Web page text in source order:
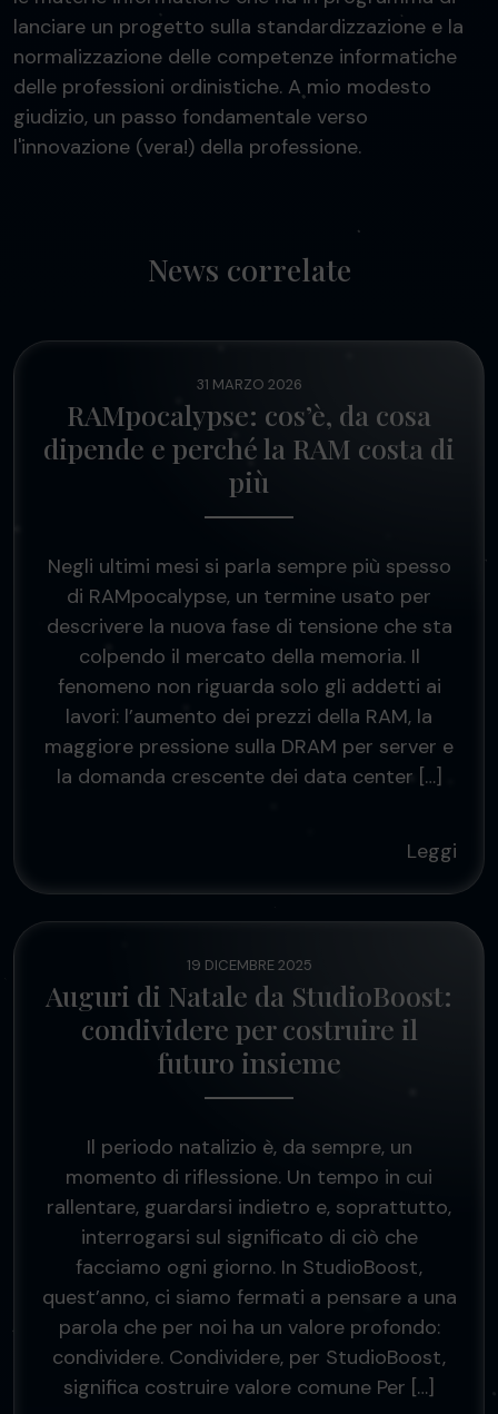
lanciare un progetto sulla standardizzazione e la
normalizzazione delle competenze informatiche
delle professioni ordinistiche. A mio modesto
giudizio, un passo fondamentale verso
l'innovazione (vera!) della professione.
News correlate
31 MARZO 2026
RAMpocalypse: cos’è, da cosa
dipende e perché la RAM costa di
più
Negli ultimi mesi si parla sempre più spesso
di RAMpocalypse, un termine usato per
descrivere la nuova fase di tensione che sta
colpendo il mercato della memoria. Il
fenomeno non riguarda solo gli addetti ai
lavori: l’aumento dei prezzi della RAM, la
maggiore pressione sulla DRAM per server e
la domanda crescente dei data center […]
Leggi
19 DICEMBRE 2025
Auguri di Natale da StudioBoost:
condividere per costruire il
futuro insieme
Il periodo natalizio è, da sempre, un
momento di riflessione. Un tempo in cui
rallentare, guardarsi indietro e, soprattutto,
interrogarsi sul significato di ciò che
facciamo ogni giorno. In StudioBoost,
quest’anno, ci siamo fermati a pensare a una
parola che per noi ha un valore profondo:
condividere. Condividere, per StudioBoost,
significa costruire valore comune Per […]